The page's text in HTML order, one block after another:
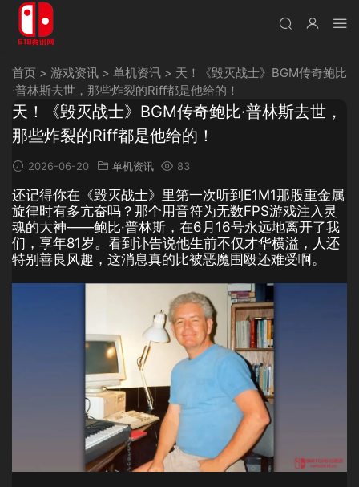
首页 > 游戏资讯 > 单机资讯 > 天！《毁灭战士》BGM传奇鲍比
·普林斯去世，那些炸裂的Riff都是他给的！
天！《毁灭战士》BGM传奇鲍比·普林斯去世，
那些炸裂的Riff都是他给的！
2026-06-20 单机资讯 83
还记得你在《毁灭战士》里第一次听到E1M1那股重金属
旋律时有多亢奋吗？那个用音符为无数FPS游戏注入灵
魂的大神——鲍比·普林斯，在6月16号永远地离开了我
们，享年81岁。看到讣告说他生前不仅才华横溢，人还
特别善良风趣，这消息真的比被恶魔围殴还难受啊。